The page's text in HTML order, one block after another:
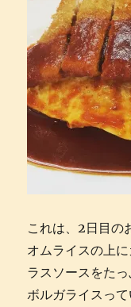
これは、2日目の
オムライスの上
ラスソースをたっ
ボルガライスっ